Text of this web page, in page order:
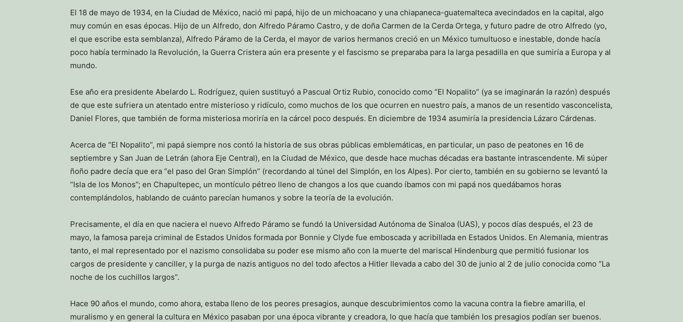
El 18 de mayo de 1934, en la Ciudad de México, nació mi papá, hijo de un michoacano y una chiapaneca-guatemalteca avecindados en la capital, algo
muy común en esas épocas. Hijo de un Alfredo, don Alfredo Páramo Castro, y de doña Carmen de la Cerda Ortega, y futuro padre de otro Alfredo (yo,
el que escribe esta semblanza), Alfredo Páramo de la Cerda, el mayor de varios hermanos creció en un México tumultuoso e inestable, donde hacía
poco había terminado la Revolución, la Guerra Cristera aún era presente y el fascismo se preparaba para la larga pesadilla en que sumiría a Europa y al
mundo.
Ese año era presidente Abelardo L. Rodríguez, quien sustituyó a Pascual Ortiz Rubio, conocido como “El Nopalito” (ya se imaginarán la razón) después
de que este sufriera un atentado entre misterioso y ridículo, como muchos de los que ocurren en nuestro país, a manos de un resentido vasconcelista,
Daniel Flores, que también de forma misteriosa moriría en la cárcel poco después. En diciembre de 1934 asumiría la presidencia Lázaro Cárdenas.
Acerca de “El Nopalito”, mi papá siempre nos contó la historia de sus obras públicas emblemáticas, en particular, un paso de peatones en 16 de
septiembre y San Juan de Letrán (ahora Eje Central), en la Ciudad de México, que desde hace muchas décadas era bastante intrascendente. Mi súper
ñoño padre decía que era “el paso del Gran Simplón” (recordando al túnel del Simplón, en los Alpes). Por cierto, también en su gobierno se levantó la
“Isla de los Monos”; en Chapultepec, un montículo pétreo lleno de changos a los que cuando íbamos con mi papá nos quedábamos horas
contemplándolos, hablando de cuánto parecían humanos y sobre la teoría de la evolución.
Precisamente, el día en que naciera el nuevo Alfredo Páramo se fundó la Universidad Autónoma de Sinaloa (UAS), y pocos días después, el 23 de
mayo, la famosa pareja criminal de Estados Unidos formada por Bonnie y Clyde fue emboscada y acribillada en Estados Unidos. En Alemania, mientras
tanto, el mal representado por el nazismo consolidaba su poder ese mismo año con la muerte del mariscal Hindenburg que permitió fusionar los
cargos de presidente y canciller, y la purga de nazis antiguos no del todo afectos a Hitler llevada a cabo del 30 de junio al 2 de julio conocida como “La
noche de los cuchillos largos”.
Hace 90 años el mundo, como ahora, estaba lleno de los peores presagios, aunque descubrimientos como la vacuna contra la fiebre amarilla, el
muralismo y en general la cultura en México pasaban por una época vibrante y creadora, lo que hacía que también los presagios podían ser buenos.